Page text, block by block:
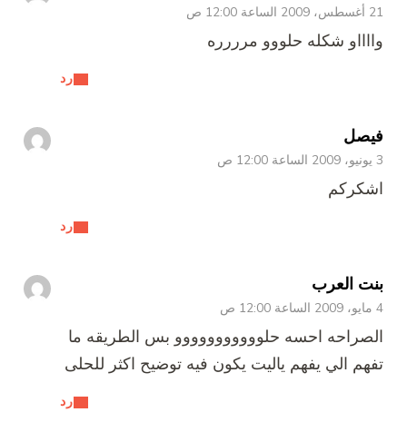
21 أغسطس، 2009 الساعة 12:00 ص
رد
وااااو شكله حلووو مرررره
فيصل
3 يونيو، 2009 الساعة 12:00 ص
رد
اشكركم
بنت العرب
4 مايو، 2009 الساعة 12:00 ص
رد
الصراحه احسه حلووووووووووو بس الطريقه ما
تفهم الي يفهم ياليت يكون فيه توضيح اكثر للحلى